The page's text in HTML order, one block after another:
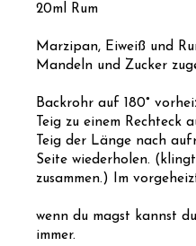
20ml Rum
Marzipan, Eiweiß und
Mandeln und Zucker
Backrohr auf 180°
Teig zu einem
Teig der Länge nach
Seite wiederholen.
zusammen.) Im
wenn du magst kannst
immer.